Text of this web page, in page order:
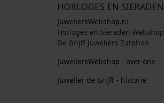
HORLOGES EN SIERADEN
JuweliersWebshop.nl
Horloges en Sieraden Webshop
De Grijff Juweliers Zutphen
JuweliersWebshop - over ons
Juwelier de Grijff - historie